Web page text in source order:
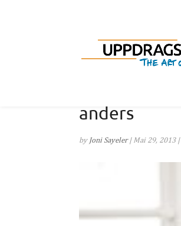
anders
by Joni Sayeler| Mai 29, 2013|